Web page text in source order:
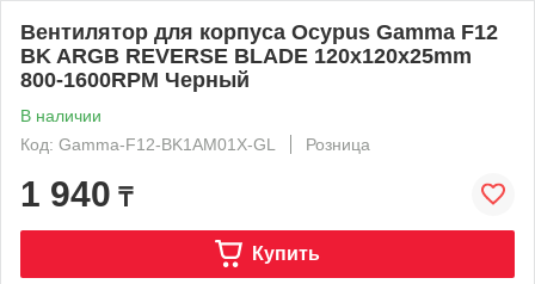
Вентилятор для корпуса Ocypus Gamma F12
BK ARGB REVERSE BLADE 120x120x25mm
800-1600RPM Черный
В наличии
Код: Gamma-F12-BK1AM01X-GL
Розница
1 940 ₸
Купить